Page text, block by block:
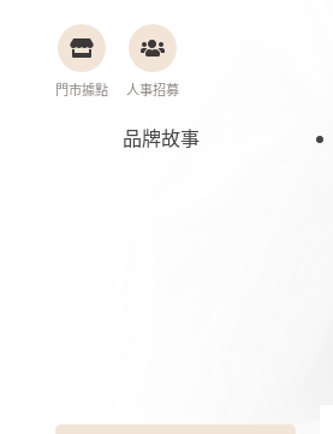
門市據點 人事招募
品牌故事